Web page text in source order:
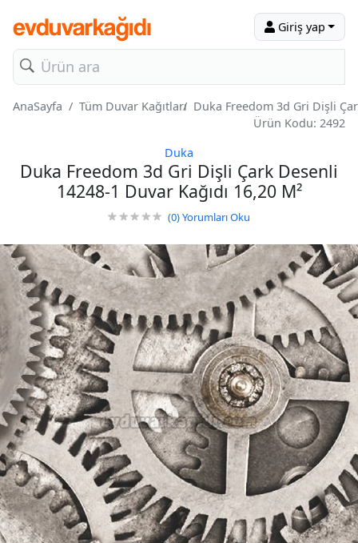
Giriş yap
AnaSayfa Tüm Duvar Kağıtları Duka Freedom 3d Gri Dişli
Ürün Kodu: 2492
Duka
Duka Freedom 3d Gri Dişli Çark Desenli
14248-1 Duvar Kağıdı 16,20 M²
(0)Yorumları Oku